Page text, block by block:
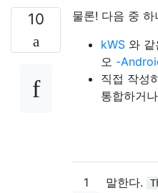
10
물론! 다음 중
kWS 와
오 -
직접 작성
통합하거
1 말한다.